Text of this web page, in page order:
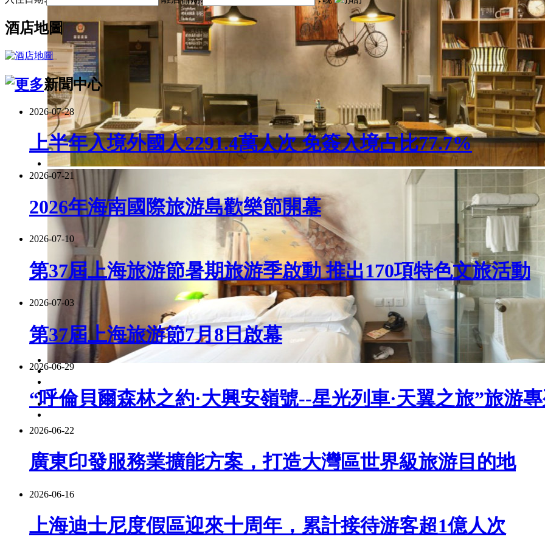
酒店地圖
新聞中心
2026-07-28
上半年入境外國人2291.4萬人次 免簽入境占比77.7%
2026-07-21
2026年海南國際旅游島歡樂節開幕
2026-07-10
第37屆上海旅游節暑期旅游季啟動 推出170項特色文旅活動
2026-07-03
第37屆上海旅游節7月8日啟幕
2026-06-29
“呼倫貝爾森林之約·大興安嶺號--星光列車·天翼之旅”旅游
2026-06-22
廣東印發服務業擴能方案，打造大灣區世界級旅游目的地
2026-06-16
上海迪士尼度假區迎來十周年，累計接待游客超1億人次